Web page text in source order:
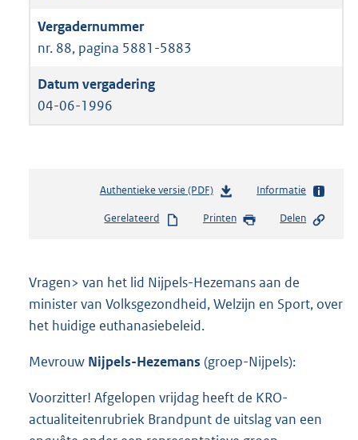
nr. 88, pagina 5881-5883
04-06-1996
Authentieke versie (PDF)b
s
d
s
o
e
Informatie
Gerelateerd Printen Delen
Vragen> van het lid Nijpels-Hezemans aan de
minister van Volksgezondheid, Welzijn en Sport, over
het huidige euthanasiebeleid.
Mevrouw Nijpels-Hezemans (groep-Nijpels):
Voorzitter! Afgelopen vrijdag heeft de KRO-
actualiteitenrubriek Brandpunt de uitslag van een